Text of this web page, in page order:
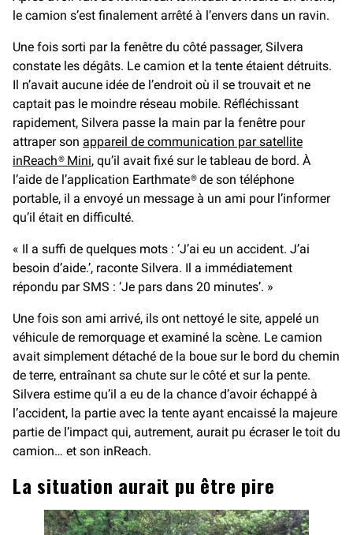
le camion s’est finalement arrêté à l’envers dans un ravin.
Une fois sorti par la fenêtre du côté passager, Silvera
constate les dégâts. Le camion et la tente étaient détruits.
Il n’avait aucune idée de l’endroit où il se trouvait et ne
captait pas le moindre réseau mobile. Réfléchissant
rapidement, Silvera passe la main par la fenêtre pour
attraper son appareil de communication par satellite
inReach® Mini, qu’il avait fixé sur le tableau de bord. À
l’aide de l’application Earthmate® de son téléphone
portable, il a envoyé un message à un ami pour l’informer
qu’il était en difficulté.
« Il a suffi de quelques mots : ‘J’ai eu un accident. J’ai
besoin d’aide.’, raconte Silvera. Il a immédiatement
répondu par SMS : ‘Je pars dans 20 minutes’. »
Une fois son ami arrivé, ils ont nettoyé le site, appelé un
véhicule de remorquage et examiné la scène. Le camion
avait simplement détaché de la boue sur le bord du chemin
de terre, entraînant sa chute sur le côté et sur la pente.
Silvera estime qu’il a eu de la chance d’avoir échappé à
l’accident, la partie avec la tente ayant encaissé la majeure
partie de l’impact qui, autrement, aurait pu écraser le toit du
camion… et son inReach.
La situation aurait pu être pire